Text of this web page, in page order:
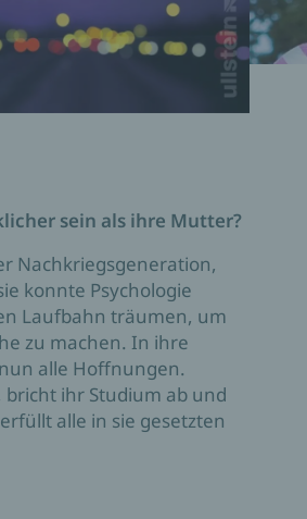
spazieren
sein als ihre Mutter?
Nachkriegsgeneration,
konnte Psychologie
Laufbahn träumen, um
zu machen. In ihre
alle Hoffnungen.
ihr Studium ab und
alle in sie gesetzten